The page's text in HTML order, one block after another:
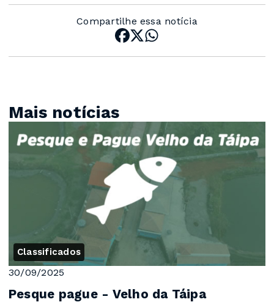
Compartilhe essa notícia
Mais notícias
Classificados
30/09/2025
Pesque pague - Velho da Táipa